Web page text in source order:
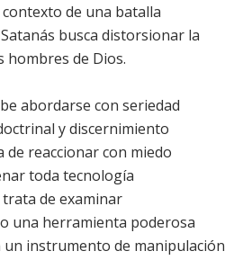
de una batalla
busca distorsionar la
hombres de Dios.
abordarse con seriedad
y discernimiento
reaccionar con miedo
toda tecnología
de examinar
una herramienta poderosa
instrumento de manipulación